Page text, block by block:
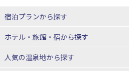
宿泊プランから探す
北海道
東北
ホテル・旅館・宿から探す
北海道ホテル・旅館
人気の温泉地から探す